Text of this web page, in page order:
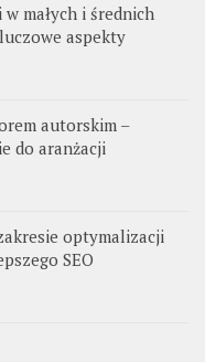
małych i średnich
aspekty
autorskim –
do aranżacji
optymalizacji
SEO